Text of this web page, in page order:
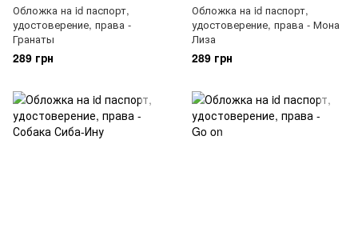
Обложка на id паспорт,
удостоверение, права -
Гранаты
289 грн
Обложка на id паспорт,
удостоверение, права - Мона
Лиза
289 грн